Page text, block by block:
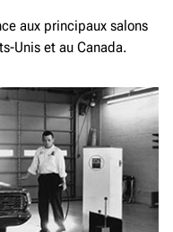
aux principaux salons
Unis et au Canada.